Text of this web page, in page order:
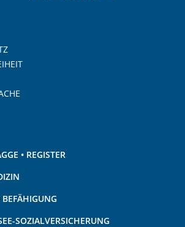
• REGISTER
SOZIALVERSICHERUNG